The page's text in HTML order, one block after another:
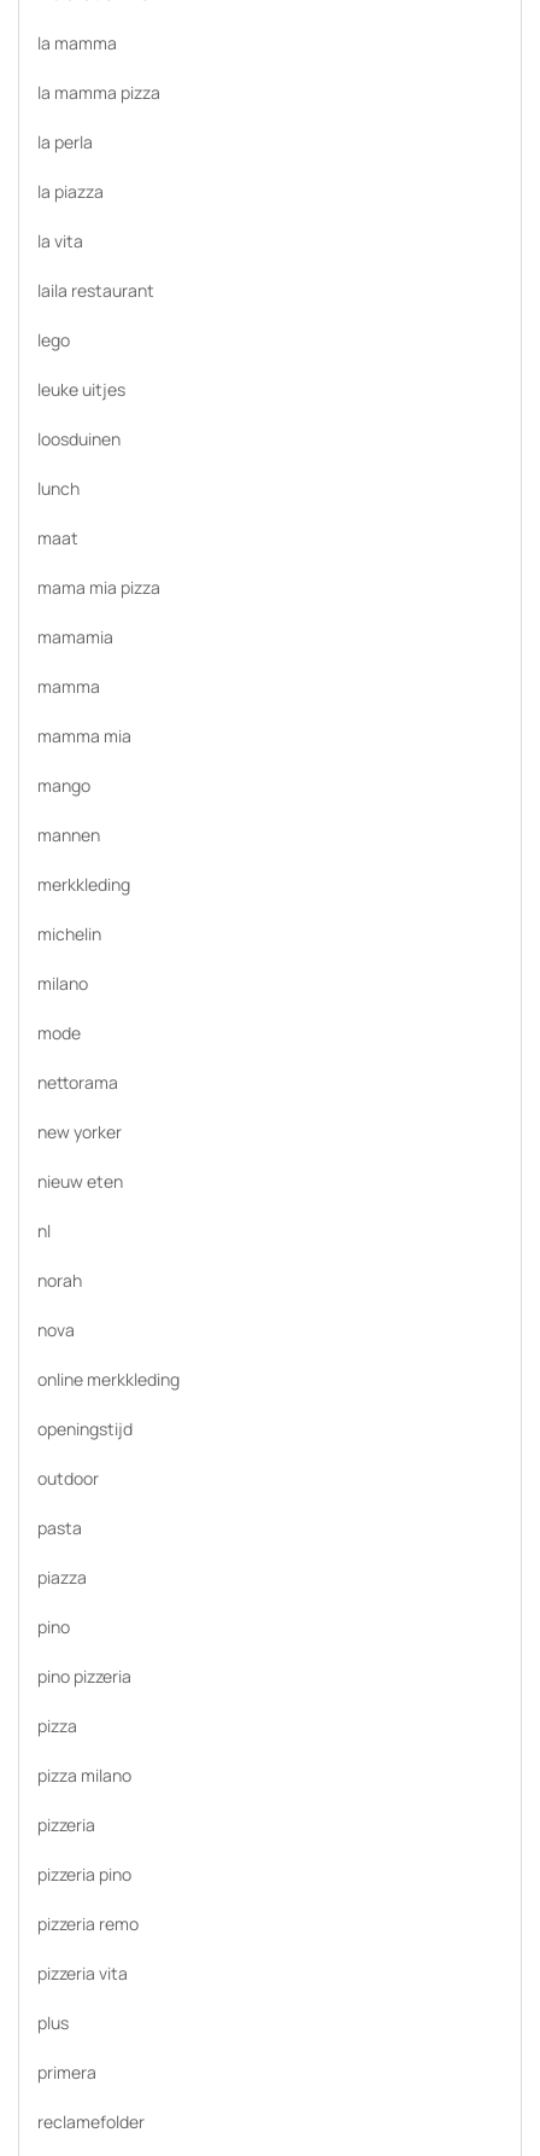
la mamma
la mamma pizza
la perla
la piazza
la vita
laila restaurant
lego
leuke uitjes
loosduinen
lunch
maat
mama mia pizza
mamamia
mamma
mamma mia
mango
mannen
merkkleding
michelin
milano
mode
nettorama
new yorker
nieuw eten
nl
norah
nova
online merkkleding
openingstijd
outdoor
pasta
piazza
pino
pino pizzeria
pizza
pizza milano
pizzeria
pizzeria pino
pizzeria remo
pizzeria vita
plus
primera
reclamefolder